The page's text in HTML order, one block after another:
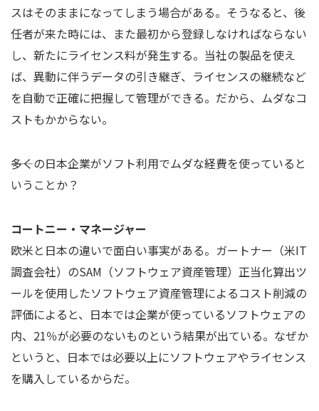
スはそのままになってしまう場合がある。そうなると、後
任者が来た時には、また最初から登録しなければならない
し、新たにライセンス料が発生する。当社の製品を使え
ば、異動に伴うデータの引き継ぎ、ライセンスの継続など
を自動で正確に把握して管理ができる。だから、ムダなコ
ストもかからない。
――多くの日本企業がソフト利用でムダな経費を使っていると
いうことか？
コートニー・マネージャー
欧米と日本の違いで面白い事実がある。ガートナー（米IT
調査会社）のSAM（ソフトウェア資産管理）正当化算出ツ
ールを使用したソフトウェア資産管理によるコスト削減の
評価によると、日本では企業が使っているソフトウェアの
内、21％が必要のないものという結果が出ている。なぜか
というと、日本では必要以上にソフトウェアやライセンス
を購入しているからだ。